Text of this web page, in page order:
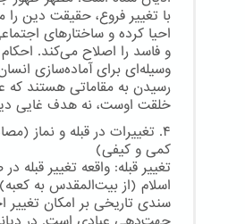
با تغییر فروع، حقیقت دین را
احیا کرده و ساختارهای
و فاسد را اصلاح می‌کند.
وسیله‌ای برای آماده‌سازی
رسیدن به مقاماتی هستند که
خلقت اوست، نه هدف غایی
۴. تغییرات در قبله و نماز
کمی و کیفی)
تغییر قبله: واقعه تغییر قبله
اسلام (از بیت‌المقدس به
سندی تاریخی بر امکان تغییر